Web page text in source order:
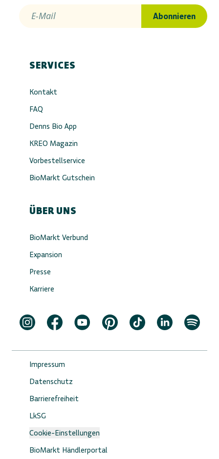
E-Mail Abonnieren
SERVICES
Kontakt
FAQ
Denns Bio App
KREO Magazin
Vorbestellservice
BioMarkt Gutschein
ÜBER UNS
BioMarkt Verbund
Expansion
Presse
Karriere
Impressum
Datenschutz
Barrierefreiheit
LkSG
Cookie-Einstellungen
BioMarkt Händlerportal